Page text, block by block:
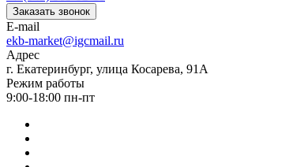
Заказать звонок
E-mail
ekb-market@igcmail.ru
Адрес
г. Екатеринбург, улица Косарева, 91А
Режим работы
9:00-18:00 пн-пт